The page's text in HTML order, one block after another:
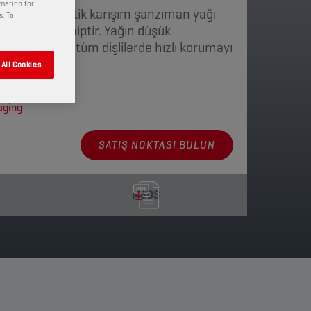
sentetik karışım şanzıman yağı
sahiptir. Yağın düşük
viskozitesi tüm dişlilerde hızlı korumayı
SATIŞ NOKTASI BULUN
MSDS
for
To
Cookies